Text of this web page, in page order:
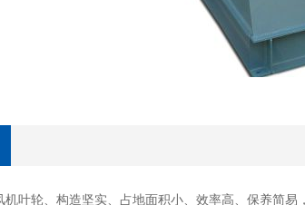
机叶轮、构造坚实、占地面积小、效率高、保养简